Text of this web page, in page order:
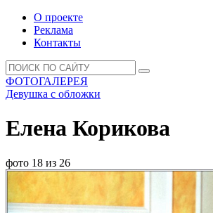
О проекте
Реклама
Контакты
ФОТОГАЛЕРЕЯ
Девушка с обложки
Елена Корикова
фото 18 из 26